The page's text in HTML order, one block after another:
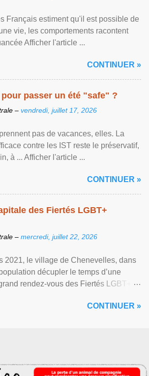
Français estiment qu'il est possible de
vie, les comportements racontent
Afficher l'article ...
CONTINUER »
passer un été "safe" ?
– vendredi, juillet 17, 2026
pas de vacances, elles. La
contre les IST reste le préservatif,
à ... Afficher l'article ...
CONTINUER »
des Fiertés LGBT+
– mercredi, juillet 22, 2026
2021, le village de Chenevelles, dans
décupler le temps d’une
rendez-vous des Fiertés LGBT+
CONTINUER »